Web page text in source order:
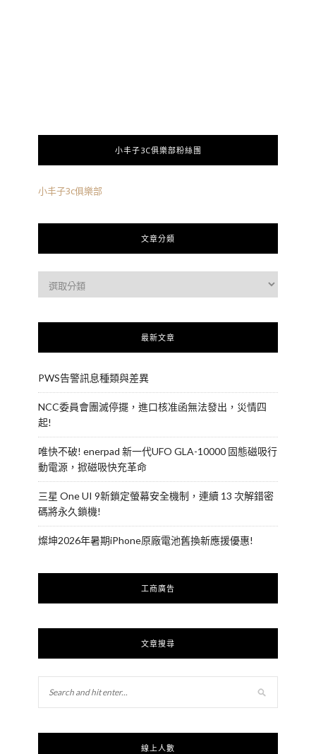
小丰子3C俱樂部粉絲團
小丰子3c俱樂部
文章分類
最新文章
PWS告警訊息種類與差異
NCC委員會團滅停擺，進口核准函無法發出，災情四
起!
唯快不破! enerpad 新一代UFO GLA-10000 固態磁吸行
動電源，掀磁吸快充革命
三星 One UI 9新鎖定螢幕安全機制，連續 13 次解錯密
碼將永久鎖機!
燦坤2026年暑期iPhone原廠電池舊換新應援優惠!
工商廣告
文章搜尋
線上人數